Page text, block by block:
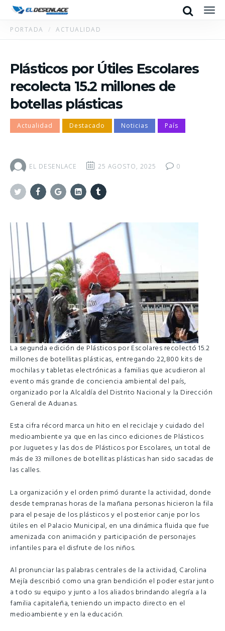
Search
PORTADA ACTUALIDAD
Plásticos por Útiles Escolares
recolecta 15.2 millones de
botellas plásticas
Actualidad Destacado Noticias País
EL DESENLACE 25 AGOSTO, 2025 0
La segunda edición de Plásticos por Escolares recolectó 15.2
millones de botellitas plásticas, entregando 22,800 kits de
mochilas y tabletas electrónicas a familias que acudieron al
evento más grande de conciencia ambiental del país,
organizado por la Alcaldía del Distrito Nacional y la Dirección
General de Aduanas.
Esta cifra récord marca un hito en el reciclaje y cuidado del
medioambiente ya que en las cinco ediciones de Plásticos
por Juguetes y las dos de Plásticos por Escolares, un total de
más de 33 millones de botellitas plásticas han sido sacadas de
las calles.
La organización y el orden primó durante la actividad, donde
desde tempranas horas de la mañana personas hicieron la fila
para el pesaje de los plásticos y el posterior canje por los
útiles en el Palacio Municipal, en una dinámica fluida que fue
amenizada con animación y participación de personajes
infantiles para el disfrute de los niños.
Al pronunciar las palabras centrales de la actividad, Carolina
Mejía describió como una gran bendición el poder estar junto
a todo su equipo y junto a los aliados brindando alegría a la
familia capitaleña, teniendo un impacto directo en el
medioambiente y en la educación.